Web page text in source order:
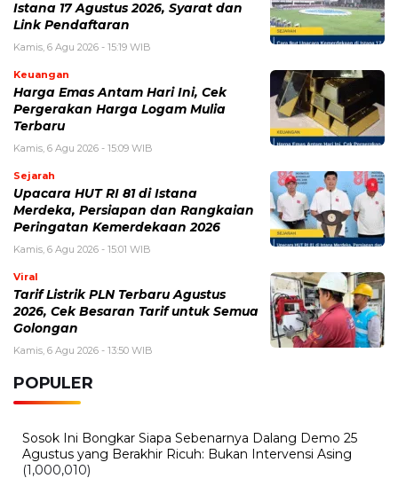
Istana 17 Agustus 2026, Syarat dan
Link Pendaftaran
Kamis, 6 Agu 2026 - 15:19 WIB
Keuangan
Harga Emas Antam Hari Ini, Cek
Pergerakan Harga Logam Mulia
Terbaru
Kamis, 6 Agu 2026 - 15:09 WIB
Sejarah
Upacara HUT RI 81 di Istana
Merdeka, Persiapan dan Rangkaian
Peringatan Kemerdekaan 2026
Kamis, 6 Agu 2026 - 15:01 WIB
Viral
Tarif Listrik PLN Terbaru Agustus
2026, Cek Besaran Tarif untuk Semua
Golongan
Kamis, 6 Agu 2026 - 13:50 WIB
POPULER
Sosok Ini Bongkar Siapa Sebenarnya Dalang Demo 25
Agustus yang Berakhir Ricuh: Bukan Intervensi Asing
(1,000,010)